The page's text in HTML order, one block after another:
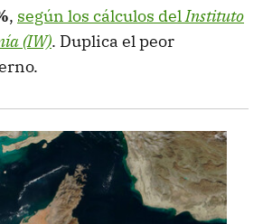
, según los cálculos delInstituto
(IW). Duplica el peor